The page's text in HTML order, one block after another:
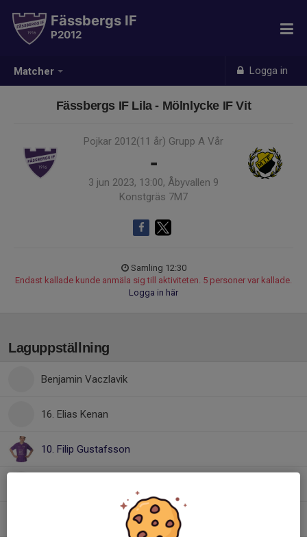
Matcher Logga in
Fässbergs IF
P2012
Fässbergs IF Lila - Mölnlycke IF Vit
Pojkar 2012(11 år) Grupp A Vår
-
3 jun 2023, 13:00, Åbyvallen 9
Konstgräs 7M7
Samling 12:30
Endast kallade kunde anmäla sig till aktiviteten. 5 personer var kallade.
Logga in här
Laguppställning
Benjamin Vaczlavik
16. Elias Kenan
10. Filip Gustafsson